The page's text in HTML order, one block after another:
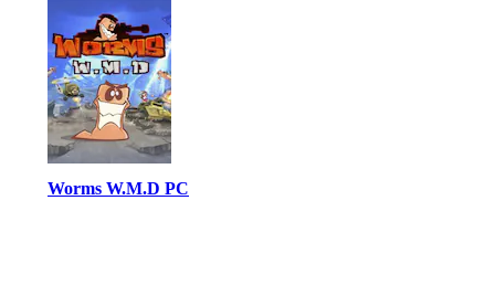
Worms W.M.D PC